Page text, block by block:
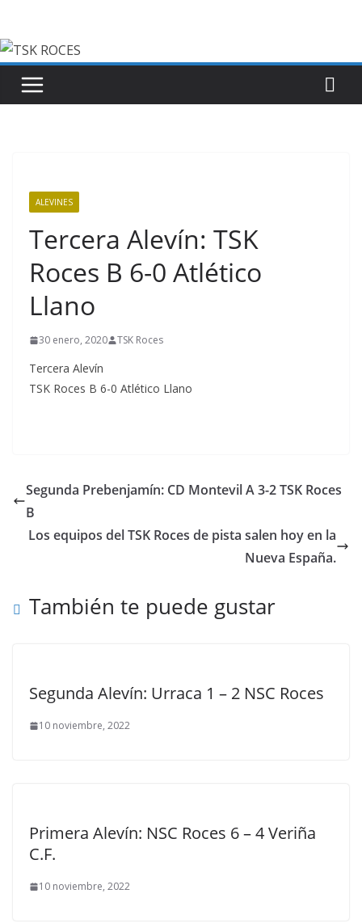
contenido
ALEVINES
Tercera Alevín: TSK
Roces B 6-0 Atlético
Llano
30 enero, 2020 TSK Roces
Tercera Alevín
TSK Roces B 6-0 Atlético Llano
Segunda Prebenjamín: CD Montevil A 3-2 TSK Roces
B
Los equipos del TSK Roces de pista salen hoy en la
Nueva España.
También te puede gustar
Segunda Alevín: Urraca 1 – 2 NSC Roces
10 noviembre, 2022
Primera Alevín: NSC Roces 6 – 4 Veriña
C.F.
10 noviembre, 2022